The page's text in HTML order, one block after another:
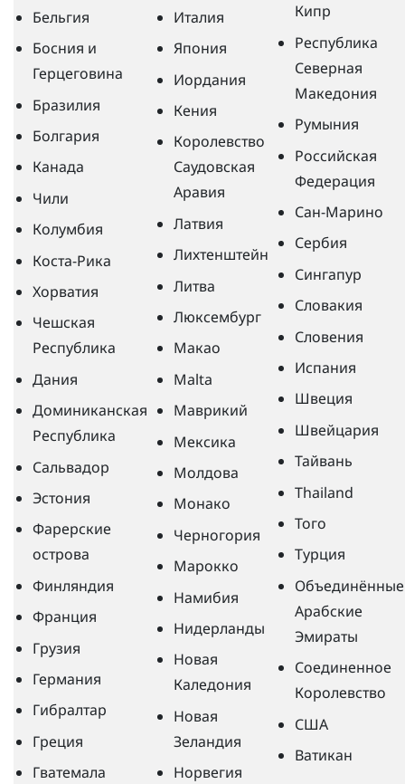
Бельгия
Босния и
Герцеговина
Бразилия
Болгария
Канада
Чили
Колумбия
Коста-Рика
Хорватия
Чешская
Республика
Дания
Доминиканская
Республика
Сальвадор
Эстония
Фарерские
острова
Финляндия
Франция
Грузия
Германия
Гибралтар
Греция
Гватемала
Италия
Япония
Иордания
Кения
Королевство
Саудовская
Аравия
Латвия
Лихтенштейн
Литва
Люксембург
Макао
Malta
Маврикий
Мексика
Молдова
Монако
Черногория
Марокко
Намибия
Нидерланды
Новая
Каледония
Новая
Зеландия
Норвегия
Кипр
Республика
Северная
Македония
Румыния
Российская
Федерация
Сан-Марино
Сербия
Сингапур
Словакия
Словения
Испания
Швеция
Швейцария
Тайвань
Thailand
Того
Турция
Объединённые
Арабские
Эмираты
Соединенное
Королевство
США
Ватикан